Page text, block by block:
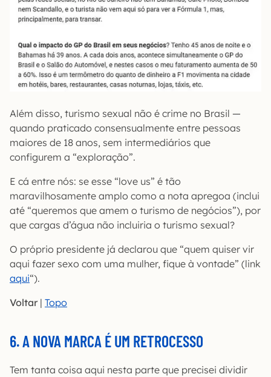
Além disso, turismo sexual não é crime no Brasil —
quando praticado consensualmente entre pessoas
maiores de 18 anos, sem intermediários que
configurem a “exploração”.
E cá entre nós: se esse “love us” é tão
maravilhosamente amplo como a nota apregoa (inclui
até “queremos que amem o turismo de negócios”), por
que cargas d’água não incluiria o turismo sexual?
O próprio presidente já declarou que “quem quiser vir
aqui fazer sexo com uma mulher, fique à vontade” (link
aqui“).
Voltar | Topo
6. A NOVA MARCA É UM RETROCESSO
Tem tanta coisa aqui nesta parte que precisei dividir